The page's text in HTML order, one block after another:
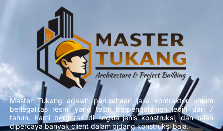
Master Tukang adalah perusahaan jasa kontraktor umum
berlegalitas resmi yang telah berpengalaman lebih dari 7
tahun. Kami bergerak di segala jenis konstruksi, dan telah
dipercaya banyak client dalam bidang konstruksi baja.